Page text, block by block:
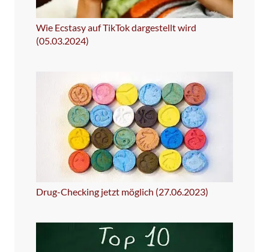
Wie Ecstasy auf TikTok dargestellt wird
(05.03.2024)
Drug-Checking jetzt möglich (27.06.2023)